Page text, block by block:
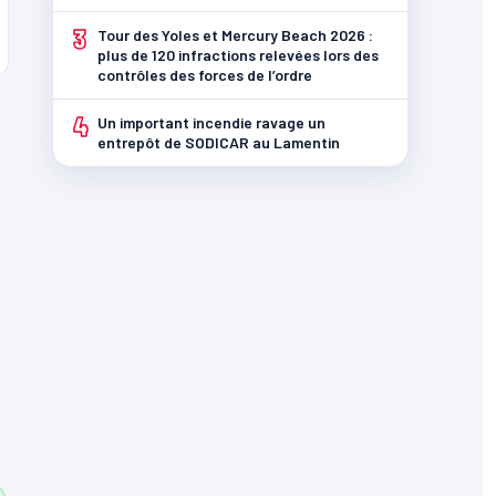
3
Tour des Yoles et Mercury Beach 2026 :
plus de 120 infractions relevées lors des
contrôles des forces de l’ordre
4 Un important incendie ravage un
entrepôt de SODICAR au Lamentin